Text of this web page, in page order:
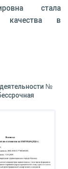
стала
качества в
№